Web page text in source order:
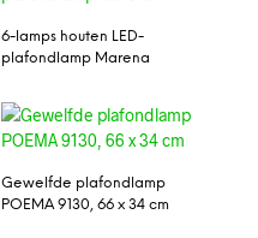
6-lamps houten LED-
plafondlamp Marena
Gewelfde plafondlamp
POEMA 9130, 66 x 34 cm